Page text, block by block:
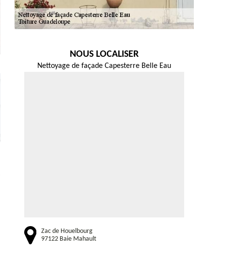
NOUS LOCALISER
Nettoyage de façade Capesterre Belle Eau
Zac de Houelbourg
97122 Baie Mahault